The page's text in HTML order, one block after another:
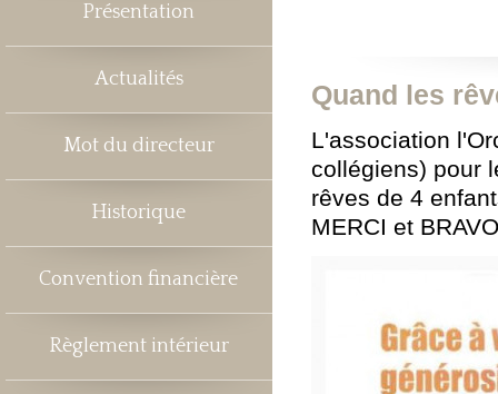
Présentation
Actualités
Mot du directeur
Historique
Convention financière
Règlement intérieur
Quand les
L'association
collégiens) pour
rêves de 4
MERCI et